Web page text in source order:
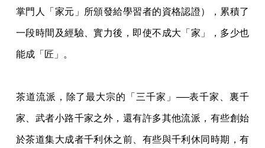
掌門人「家元」所頒發給學習者的資格認證），累積了
一段時間及經驗、實力後，即使不成大「家」，多少也
能成「匠」。
茶道流派，除了最大宗的「三千家」──表千家、裏千
家、武者小路千家之外，還有許多其他流派，有些創始
於茶道集大成者千利休之前、有些與千利休同時期，有